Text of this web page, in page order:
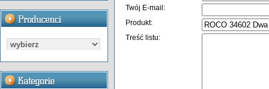
Twój E-mail:
Produkt:
Treść listu: